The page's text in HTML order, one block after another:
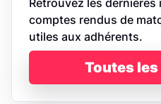
Retrouvez les
comptes rendus de
utiles aux adhérents.
Toutes